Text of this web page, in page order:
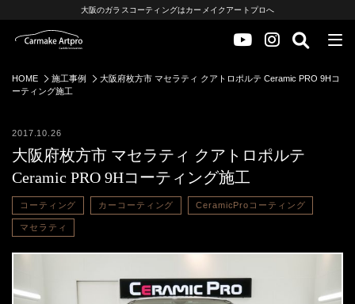
大阪のガラスコーティングはカーメイクアートプロへ
HOME 施工事例
大阪府枚方市 マセラティ クアトロポルテ Ceramic PRO 9Hコ
ーティング施工
2017.10.26
大阪府枚方市 マセラティ クアトロポルテ
Ceramic PRO 9Hコーティング施工
コーティング カーコーティング CeramicProコーティング
マセラティ